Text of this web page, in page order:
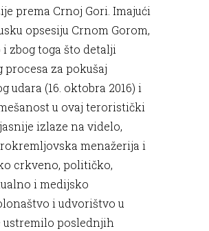
prema Crnoj Gori. Imajući
opsesiju Crnom Gorom,
zbog toga što detalji
procesa za pokušaj
udara (16. oktobra 2016) i
u ovaj teroristički
izlaze na videlo,
menažerija i
crkveno, političko,
i medijsko
i udvorištvo u
ustremilo poslednjih